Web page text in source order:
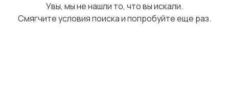
Увы, мы не нашли то, что вы искали.
Смягчите условия поиска и попробуйте еще раз.